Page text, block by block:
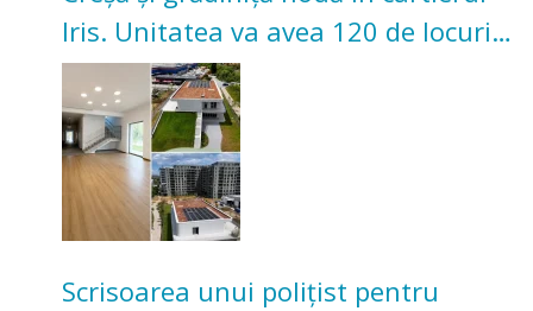
Iris. Unitatea va avea 120 de locuri
pentru copii
Scrisoarea unui polițist pentru